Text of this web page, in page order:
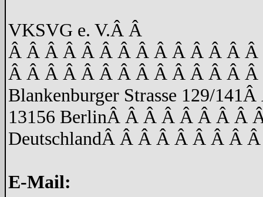
VKSVG e. V.Â Â
Â Â Â Â Â Â Â Â Â Â Â Â Â
Â Â Â Â Â Â Â Â Â Â Â Â Â
Blankenburger Strasse 129/141Â
13156 BerlinÂ Â Â Â Â Â Â Â
DeutschlandÂ Â Â Â Â Â Â Â
E-Mail: